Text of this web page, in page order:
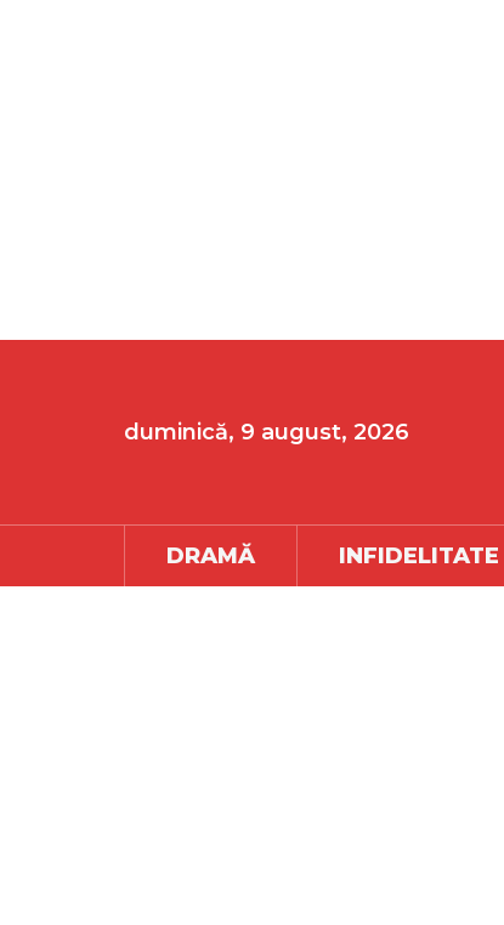
duminică, 9 august, 2026
DRAMĂ INFIDELITATE